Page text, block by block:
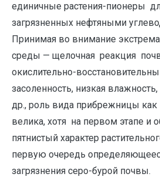
единичные растения-пионеры
загрязненных нефтяными
Принимая во внимание
среды — щелочная реакция
окислительно-
засоленность, низкая
др., роль вида прибрежницы как
велика, хотя на первом этапе и
пятнистый характер
первую очередь
загрязнения серо-бурой почвы.